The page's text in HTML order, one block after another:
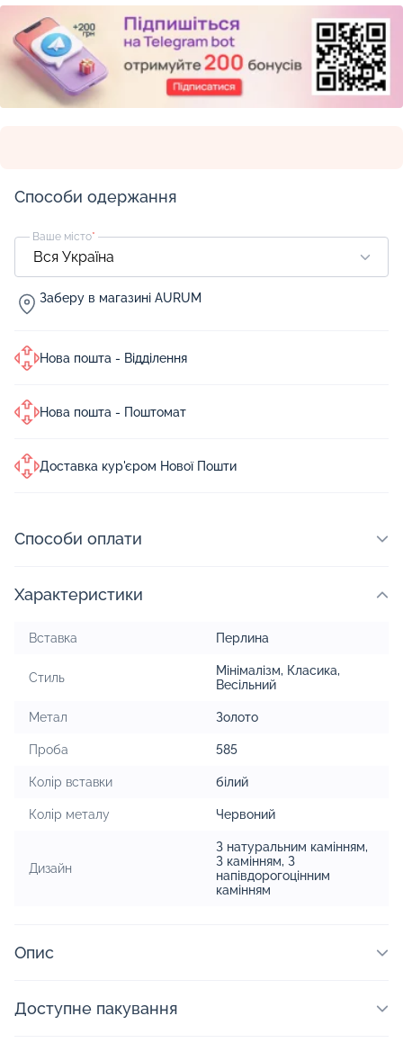
Способи одержання
Ваше місто*
Заберу в магазині AURUM
Нова пошта - Відділення
Нова пошта - Поштомат
Доставка кур'єром Нової Пошти
Способи оплати
Характеристики
Вставка Перлина
Стиль Мінімалізм, Класика,
Весільний
Метал Золото
Проба 585
Колір вставки білий
Колір металу Червоний
Дизайн
З натуральним камінням,
З камінням, З
напівдорогоцінним
камінням
Опис
Доступне пакування